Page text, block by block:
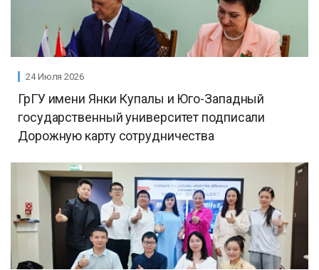
24 Июля 2026
ГрГУ имени Янки Купалы и Юго-Западный
государственный университет подписали
Дорожную карту сотрудничества